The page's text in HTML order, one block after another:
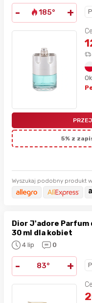
- 185° +
5% z
Wyszukaj podobny produkt
Dior J'adore Parfum d'Eau woda
30 ml dla kobiet
4 lip 0
- 83° +